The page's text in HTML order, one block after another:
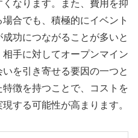
なります。また、費用を抑
合でも、積極的にイベント
功につながることが多いと
手に対してオープンマイン
を引き寄せる要因の一つと
徴を持つことで、コストを
する可能性が高まります。